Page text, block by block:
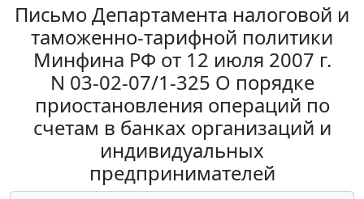
Письмо Департамента налоговой и
таможенно-тарифной политики
Минфина РФ от 12 июля 2007 г.
N 03-02-07/1-325 О порядке
приостановления операций по
счетам в банках организаций и
индивидуальных
предпринимателей